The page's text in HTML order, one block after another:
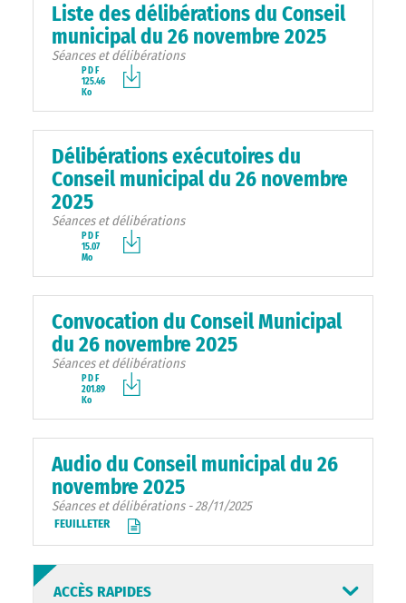
Liste des délibérations du Conseil
municipal du 26 novembre 2025
Séances et délibérations
PDF
125.46
Ko
Délibérations exécutoires du
Conseil municipal du 26 novembre
2025
Séances et délibérations
PDF
15.07
Mo
Convocation du Conseil Municipal
du 26 novembre 2025
Séances et délibérations
PDF
201.89
Ko
Audio du Conseil municipal du 26
novembre 2025
Séances et délibérations - 28/11/2025
FEUILLETER
ACCÈS RAPIDES